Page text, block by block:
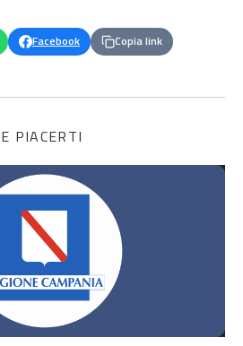
Facebook Copia link
PIACERTI